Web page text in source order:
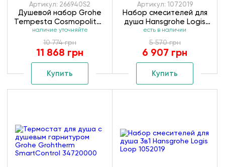
Артикул: 266940S2
Душевой набор Grohe
Tempesta Cosmopolitan
System 250 Cube
266940S2
наличие уточняйте
10 774 грн
11 868 грн
Купить
Артикул: 1072019
Набор смесителей для
душа Hansgrohe Logis
Loop 1072019
есть в наличии
5 570 грн
6 907 грн
Купить